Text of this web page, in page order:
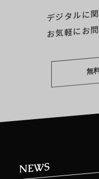
デジタルに
お気軽にお
無
NEWS